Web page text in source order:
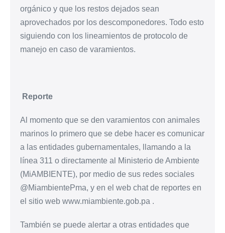
orgánico y que los restos dejados sean
aprovechados por los descomponedores. Todo esto
siguiendo con los lineamientos de protocolo de
manejo en caso de varamientos.
Reporte
Al momento que se den varamientos con animales
marinos lo primero que se debe hacer es comunicar
a las entidades gubernamentales, llamando a la
línea 311 o directamente al Ministerio de Ambiente
(MiAMBIENTE), por medio de sus redes sociales
@MiambientePma, y en el web chat de reportes en
el sitio web www.miambiente.gob.pa .
También se puede alertar a otras entidades que